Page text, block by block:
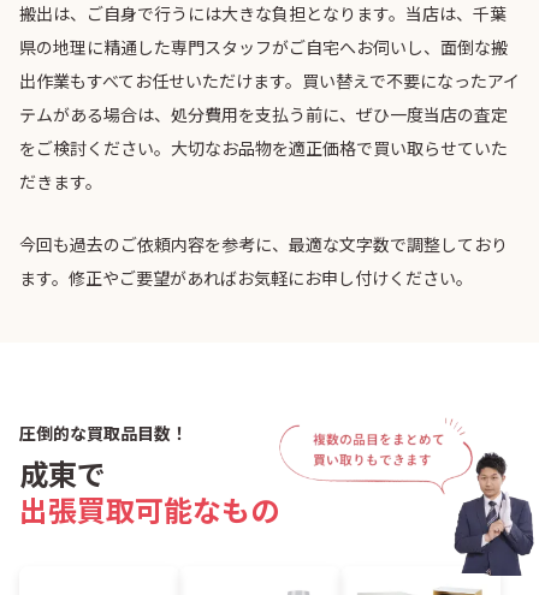
搬出は、ご自身で行うには大きな負担となります。当店は、千葉
県の地理に精通した専門スタッフがご自宅へお伺いし、面倒な搬
出作業もすべてお任せいただけます。買い替えで不要になったアイ
テムがある場合は、処分費用を支払う前に、ぜひ一度当店の査定
をご検討ください。大切なお品物を適正価格で買い取らせていた
だきます。
今回も過去のご依頼内容を参考に、最適な文字数で調整しており
ます。修正やご要望があればお気軽にお申し付けください。
圧倒的な買取品目数！
成東で
出張買取可能なもの